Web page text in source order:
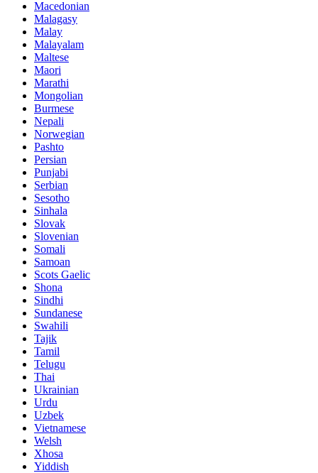
Macedonian
Malagasy
Malay
Malayalam
Maltese
Maori
Marathi
Mongolian
Burmese
Nepali
Norwegian
Pashto
Persian
Punjabi
Serbian
Sesotho
Sinhala
Slovak
Slovenian
Somali
Samoan
Scots Gaelic
Shona
Sindhi
Sundanese
Swahili
Tajik
Tamil
Telugu
Thai
Ukrainian
Urdu
Uzbek
Vietnamese
Welsh
Xhosa
Yiddish